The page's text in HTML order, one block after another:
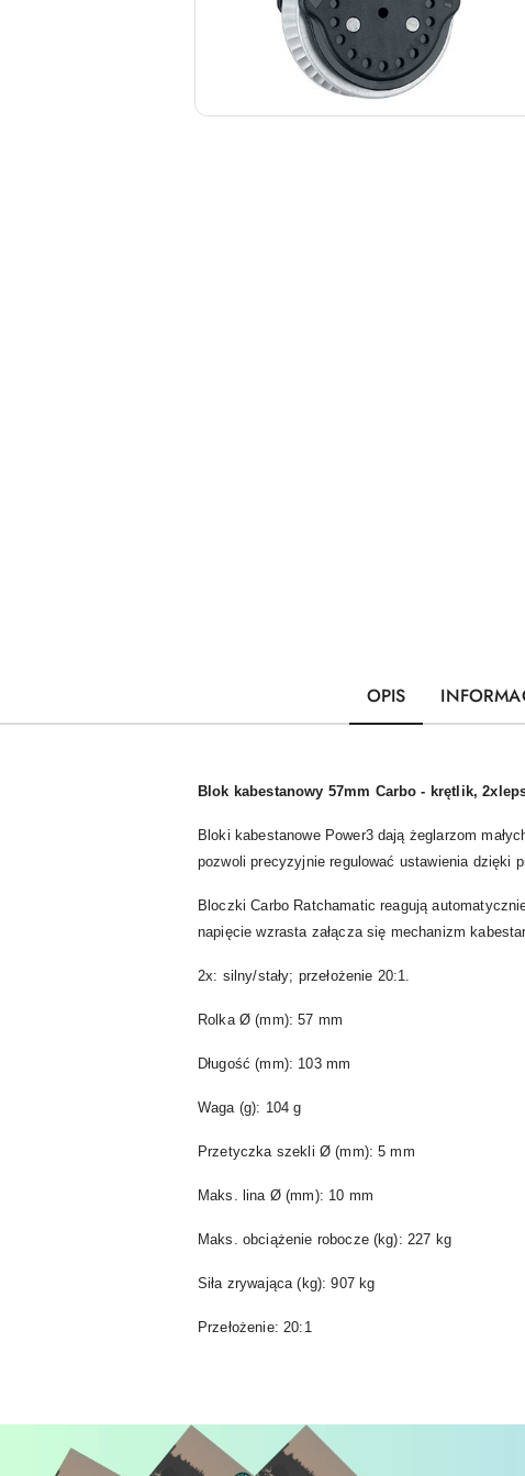
OPIS
Blok kabestanowy 57mm Carbo - krętlik,
Bloki kabestanowe Power3 dają żeglarzom
pozwoli precyzyjnie regulować ustawienia dzięki
Bloczki Carbo Ratchamatic reagują
napięcie wzrasta załącza się mechanizm
2x: silny/stały; przełożenie 20:1.
Rolka Ø (mm): 57 mm
Długość (mm): 103 mm
Waga (g): 104 g
Przetyczka szekli Ø (mm): 5 mm
Maks. lina Ø (mm): 10 mm
Maks. obciążenie robocze (kg): 227 kg
Siła zrywająca (kg): 907 kg
Przełożenie: 20:1